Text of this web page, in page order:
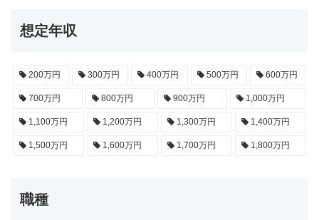
想定年収
200万円 300万円 400万円 500万円 600万円
700万円 800万円 900万円 1,000万円
1,100万円 1,200万円 1,300万円 1,400万円
1,500万円 1,600万円 1,700万円 1,800万円
職種